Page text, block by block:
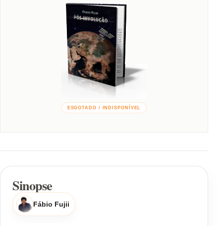
ESGOTADO / INDISPONÍVEL
Sinopse
Fábio Fujii